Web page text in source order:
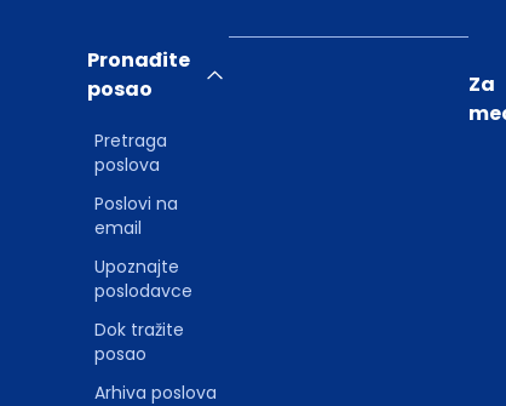
Pronađite
posao
Pretraga
poslova
Poslovi na
email
Upoznajte
poslodavce
Dok tražite
posao
Arhiva poslova
Za